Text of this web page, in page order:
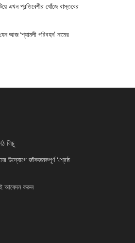
এখন প্রতিবেশীর খোঁজে বাস্তবের
আজ ‘শ্যামলী পরিবহন’ নামের
লিচু
উদ্যোগে জাঁকজমকপূর্ণ ‘শ্রেষ্ঠ
আবেদন করুন